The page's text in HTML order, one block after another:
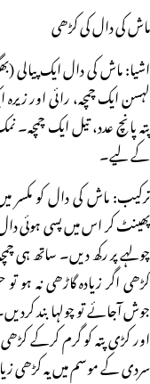
ماش کی دال کی کڑھی
لہسن ایک چمچہ، رائی اور
پتہ پانچ عدد، تیل ایک
کے لیے۔
ترکیب: ماش کی دال کو
پھینٹ کر اس میں پسی ہوئی
چولہے پر رکھ دیں۔ ساتھ ہی
کڑھی اگر زیادہ گاڑھی نہ
جوش آجائے تو چولہا بند
اور کڑی پتہ کو گرم کرکے
سردی کے موسم میں یہ کڑھی